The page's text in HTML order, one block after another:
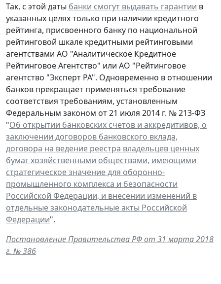
Так, с этой даты банки смогут выдавать гарантии в
указанных целях только при наличии кредитного
рейтинга, присвоенного банку по национальной
рейтинговой шкале кредитными рейтинговыми
агентствами АО "Аналитическое Кредитное
Рейтинговое Агентство" или АО "Рейтинговое
агентство "Эксперт РА". Одновременно в отношении
банков прекращает применяться требование
соответствия требованиям, установленным
Федеральным законом от 21 июля 2014 г. № 213-ФЗ
"Об открытии банковских счетов и аккредитивов, о
заключении договоров банковского вклада,
договора на ведение реестра владельцев ценных
бумаг хозяйственными обществами, имеющими
стратегическое значение для оборонно-
промышленного комплекса и безопасности
Российской Федерации, и внесении изменений в
отдельные законодательные акты Российской
Федерации".
Постановление Правительства РФ от 31 марта 2018
г. № 386